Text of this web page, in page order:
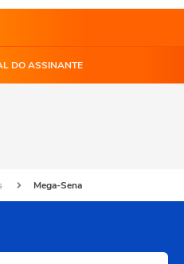
DO ASSINANTE
Mega-Sena